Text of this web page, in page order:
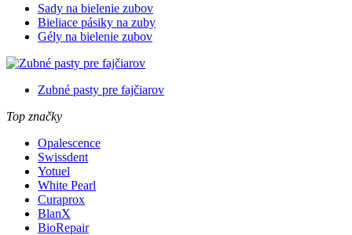
Sady na bielenie zubov
Bieliace pásiky na zuby
Gély na bielenie zubov
Zubné pasty pre fajčiarov
Top značky
Opalescence
Swissdent
Yotuel
White Pearl
Curaprox
BlanX
BioRepair